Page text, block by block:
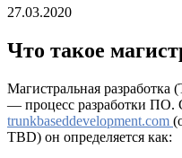
27.03.2020
Что такое
Магистральная
— процесс разработки ПО.
trunkbaseddevelopment.com
TBD) он определяется как: